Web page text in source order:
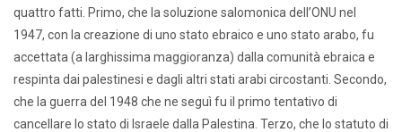
quattro fatti. Primo, che la soluzione salomonica dell’ONU nel
1947, con la creazione di uno stato ebraico e uno stato arabo, fu
accettata (a larghissima maggioranza) dalla comunità ebraica e
respinta dai palestinesi e dagli altri stati arabi circostanti. Secondo,
che la guerra del 1948 che ne seguì fu il primo tentativo di
cancellare lo stato di Israele dalla Palestina. Terzo, che lo statuto di